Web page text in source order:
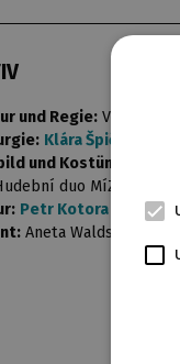
und Regie: Vladimír
Klára Špičková
und Kostüme:
duo MíZa
Petr Kotora
Aneta Waldsteinová